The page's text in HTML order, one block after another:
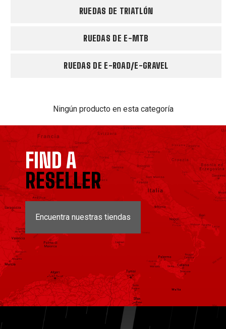
RUEDAS DE TRIATLÓN
RUEDAS DE E-MTB
RUEDAS DE E-ROAD/E-GRAVEL
Ningún producto en esta categoría
FIND A
RESELLER
Encuentra nuestras tiendas